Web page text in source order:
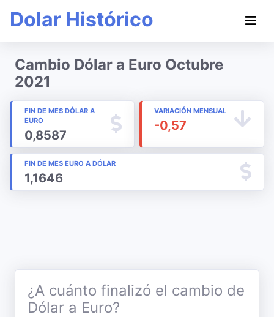
Dolar Histórico
Cambio Dólar a Euro Octubre
2021
FIN DE MES DÓLAR A
EURO
0,8587
VARIACIÓN MENSUAL
-0,57
FIN DE MES EURO A DÓLAR
1,1646
¿A cuánto finalizó el cambio de
Dólar a Euro?